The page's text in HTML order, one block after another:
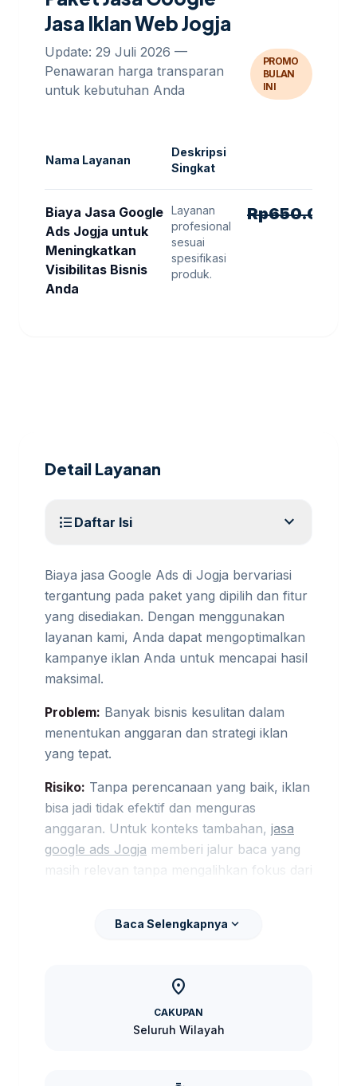
Jasa Iklan Web Jogja
Update: 29 Juli 2026 —
Penawaran harga transparan
untuk kebutuhan Anda
PROMO
BULAN
INI
Nama Layanan
Deskripsi
Singkat
Biaya Jasa Google
Ads Jogja untuk
Meningkatkan
Visibilitas Bisnis
Anda
Layanan
profesional
sesuai
spesifikasi
produk.
Rp650.000
Detail Layanan
format_list_bulleted Daftar Isi expand_more
Biaya jasa Google Ads di Jogja bervariasi
tergantung pada paket yang dipilih dan fitur
yang disediakan. Dengan menggunakan
layanan kami, Anda dapat mengoptimalkan
kampanye iklan Anda untuk mencapai hasil
maksimal.
Problem: Banyak bisnis kesulitan dalam
menentukan anggaran dan strategi iklan
yang tepat.
Risiko: Tanpa perencanaan yang baik, iklan
bisa jadi tidak efektif dan menguras
anggaran. Untuk konteks tambahan, jasa
google ads Jogja memberi jalur baca yang
masih relevan tanpa mengalihkan fokus dari
tersedia paket jasa Google Ads yang
Faktor yang
Baca Selengkapnya expand_more
location_on
CAKUPAN
Seluruh Wilayah